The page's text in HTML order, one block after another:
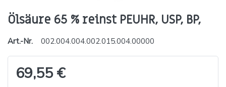
Ölsäure 65 % reinst PEUHR, USP, BP,
Art.-Nr. 002.004.004.002.015.004.00000
69,55 €